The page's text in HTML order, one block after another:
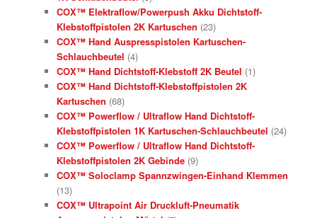
COX™ Elektraflow/Powerpush Akku Dichtstoff-
Klebstoffpistolen 2K Kartuschen (23)
COX™ Hand Auspresspistolen Kartuschen-
Schlauchbeutel (4)
COX™ Hand Dichtstoff-Klebstoff 2K Beutel (1)
COX™ Hand Dichtstoff-Klebstoffpistolen 2K
Kartuschen (68)
COX™ Powerflow / Ultraflow Hand Dichtstoff-
Klebstoffpistolen 1K Kartuschen-Schlauchbeutel (24)
COX™ Powerflow / Ultraflow Hand Dichtstoff-
Klebstoffpistolen 2K Gebinde (9)
COX™ Soloclamp Spannzwingen-Einhand Klemmen
(13)
COX™ Ultrapoint Air Druckluft-Pneumatik